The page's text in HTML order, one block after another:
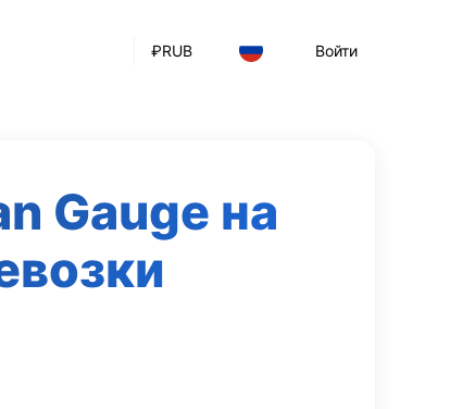
₽RUB Войти
Gauge на